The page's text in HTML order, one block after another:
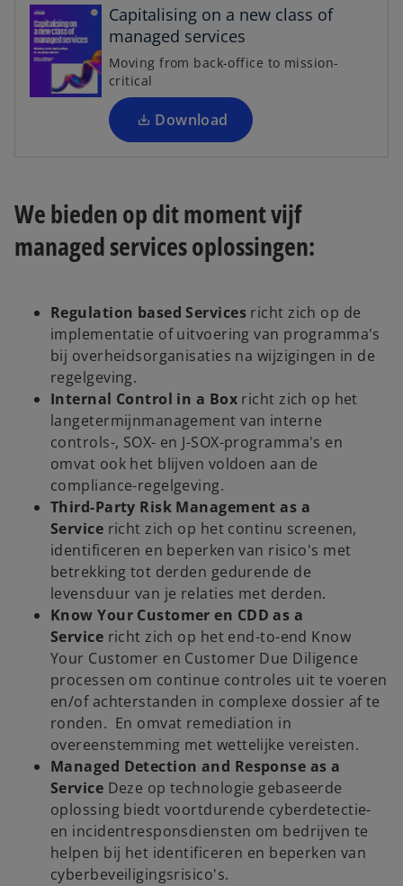
Capitalising on a new class of
managed services
Moving from back-office to mission-
critical
Download
e
n
n
a
n
t
a
b
We bieden op dit moment vijf
managed services oplossingen:
Regulation based Services richt zich op de
implementatie of uitvoering van programma's
bij overheidsorganisaties na wijzigingen in de
regelgeving.
Internal Control in a Box richt zich op het
langetermijnmanagement van interne
controls-, SOX- en J-SOX-programma's en
omvat ook het blijven voldoen aan de
compliance-regelgeving.
Third-Party Risk Management as a
Service richt zich op het continu screenen,
identificeren en beperken van risico's met
betrekking tot derden gedurende de
levensduur van je relaties met derden.
Know Your Customer en CDD as a
Service richt zich op het end-to-end Know
Your Customer en Customer Due Diligence
processen om continue controles uit te voeren
en/of achterstanden in complexe dossier af te
ronden. En omvat remediation in
overeenstemming met wettelijke vereisten.
Managed Detection and Response as a
Service Deze op technologie gebaseerde
oplossing biedt voortdurende cyberdetectie-
en incidentresponsdiensten om bedrijven te
helpen bij het identificeren en beperken van
cyberbeveiligingsrisico's.